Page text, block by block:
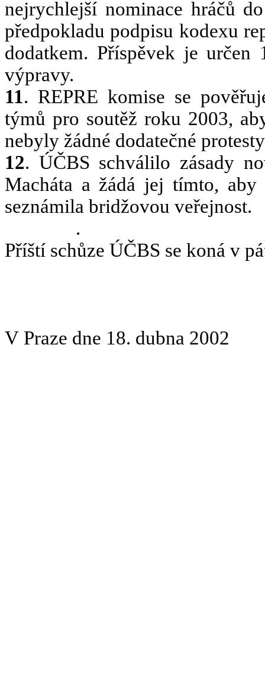
nejrychlejší nominace hráčů
předpokladu podpisu kodexu
dodatkem. Příspěvek je určen
výpravy.
11. REPRE komise se
týmů pro soutěž roku 2003,
nebyly žádné dodatečné
12. ÚČBS schválilo zásady
Macháta a žádá jej tímto,
seznámila bridžovou veřejnost.
.
Příští schůze ÚČBS se koná v
V Praze dne 18. dubna 2002